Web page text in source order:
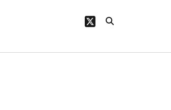
twitter